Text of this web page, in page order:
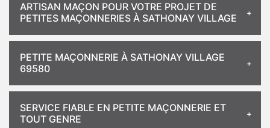
ARTISAN MAÇON POUR VOTRE PROJET DE
PETITES MAÇONNERIES À SATHONAY VILLAGE
PETITE MAÇONNERIE À SATHONAY VILLAGE
69580
SERVICE FIABLE EN PETITE MAÇONNERIE ET
TOUT GENRE